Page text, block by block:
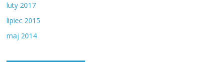
luty 2017
lipiec 2015
maj 2014